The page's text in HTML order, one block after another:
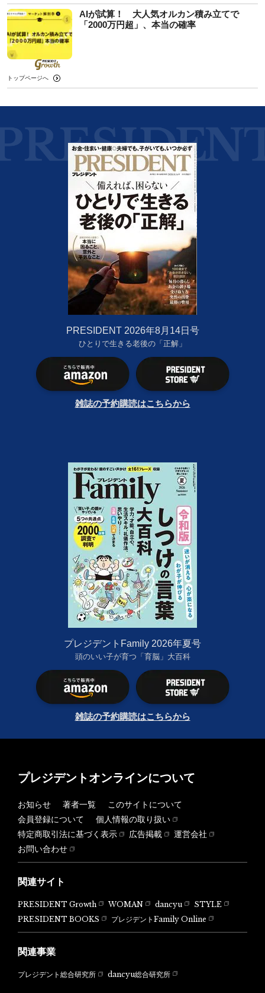
AIが試算！ 大人気オルカン積み立てで
「2000万円超」、本当の確率
トップページへ
PRESIDENT 2026年8月14日号
ひとりで生きる老後の「正解」
雑誌の予約購読はこちらから
プレジデントFamily 2026年夏号
頭のいい子が育つ「育脳」大百科
雑誌の予約購読はこちらから
プレジデントオンラインについて
お知らせ 著者一覧
このサイトについて
会員登録について
個人情報の取り扱い
特定商取引法に基づく表示
広告掲載
運営会社
お問い合わせ
関連サイト
PRESIDENT Growth WOMAN dancyu
STYLE
PRESIDENT BOOKS
プレジデントFamily Online
関連事業
プレジデント総合研究所 dancyu総合研究所